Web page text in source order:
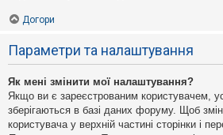
Догори
Параметри та налаштування
Як мені змінити мої налаштування?
Якщо ви є зареєстрованим користувачем,
зберігаються в базі даних форуму. Щоб
користувача у верхній частині сторінки і